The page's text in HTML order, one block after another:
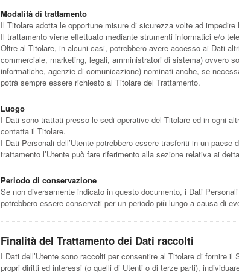
Modalità di trattamento
Il Titolare adotta le opportune misure di sicurezza volte ad
Il trattamento viene effettuato mediante strumenti informatici e/o
Oltre al Titolare, in alcuni casi, potrebbero avere accesso ai Dati
commerciale, marketing, legali, amministratori di sistema) ovvero
informatiche, agenzie di comunicazione) nominati anche, se
potrà sempre essere richiesto al Titolare del Trattamento.
Luogo
I Dati sono trattati presso le sedi operative del Titolare ed in ogni
contatta il Titolare.
I Dati Personali dell’Utente potrebbero essere trasferiti in un
trattamento l’Utente può fare riferimento alla sezione relativa ai
Periodo di conservazione
Se non diversamente indicato in questo documento, i Dati
potrebbero essere conservati per un periodo più lungo a causa di
Finalità del Trattamento dei Dati raccolti
I Dati dell’Utente sono raccolti per consentire al Titolare di fornire
propri diritti ed interessi (o quelli di Utenti o di terze parti),